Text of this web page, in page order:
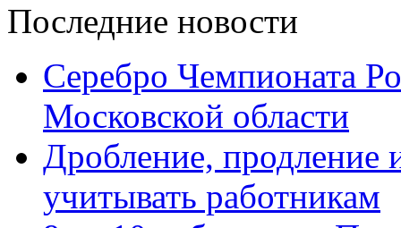
Последние новости
Серебро Чемпионата
Московской области
Дробление, продление
учитывать работникам